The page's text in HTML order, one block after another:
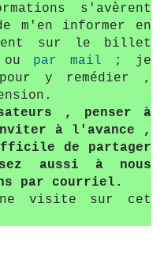
s'avèrent
m'en informer en
sur le billet
par mail ; je
y remédier ,
, penser à
à l'avance ,
de partager
aussi à nous
par courriel.
visite sur cet